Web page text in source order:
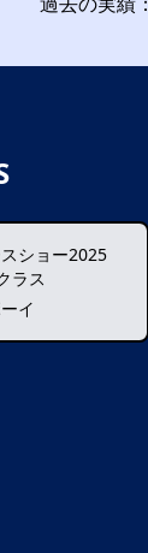
ショー2025
ラス
イ